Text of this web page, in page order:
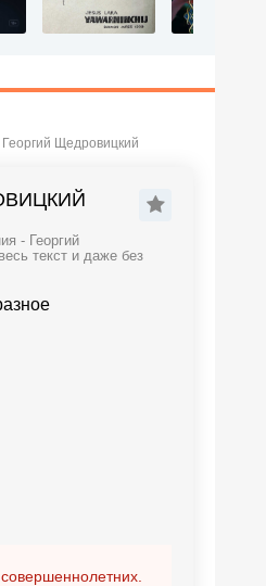
Щедровицкий
- Георгий
текст и даже без